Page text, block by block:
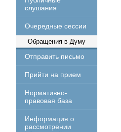
слушания
Очередные сессии
Обращения в Думу
Отправить письмо
Прийти на прием
Нормативно-
правовая база
Информация о
рассмотрении